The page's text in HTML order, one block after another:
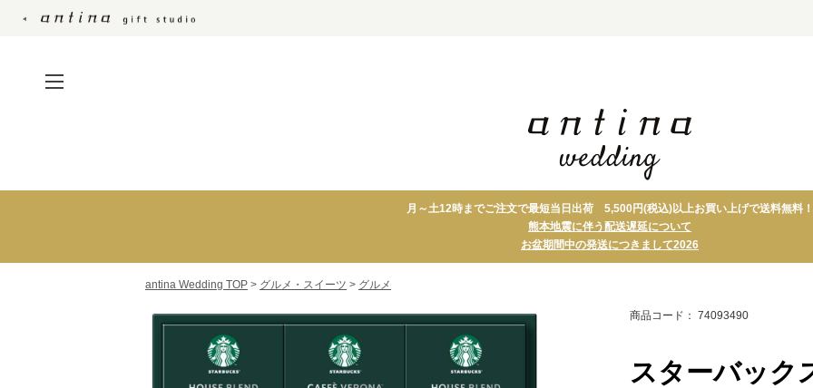
カタログギフト
タオル
グルメ・スイーツ
テーブルウェア・キッ
引菓子
月～土12時までご注文で最短当日出荷 5,500円(税込)以上お買い上げで送料無料！
熊本地震に伴う配送遅延について
お盆期間中の発送につきまして2026
antina Wedding TOP > グルメ・スイーツ > グルメ
商品コード： 74093490
スターバック